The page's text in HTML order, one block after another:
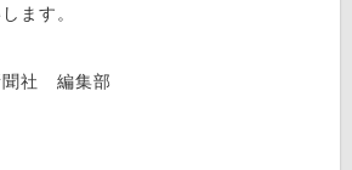
ます。
聞社 編集部